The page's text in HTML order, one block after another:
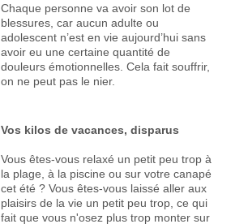
Chaque personne va avoir son lot de
blessures, car aucun adulte ou
adolescent n’est en vie aujourd’hui sans
avoir eu une certaine quantité de
douleurs émotionnelles. Cela fait souffrir,
on ne peut pas le nier.
Vos kilos de vacances, disparus
Vous êtes-vous relaxé un petit peu trop à
la plage, à la piscine ou sur votre canapé
cet été ? Vous êtes-vous laissé aller aux
plaisirs de la vie un petit peu trop, ce qui
fait que vous n'osez plus trop monter sur